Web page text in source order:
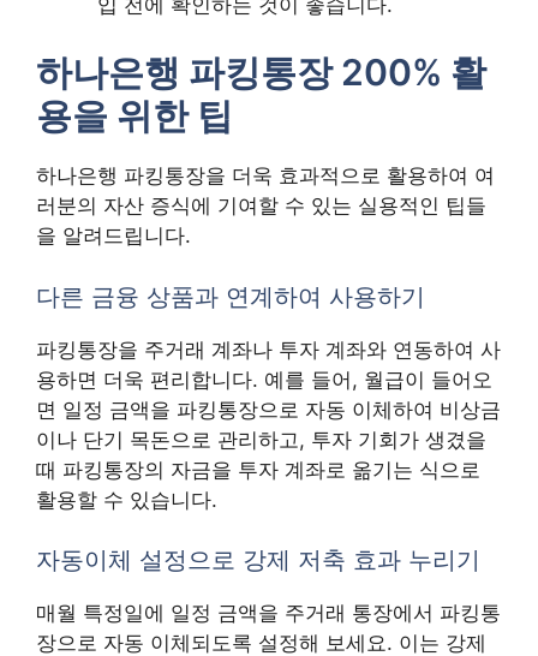
하나은행 파킹통장 200% 활
용을 위한 팁
하나은행 파킹통장을 더욱 효과적으로 활용하여 여
러분의 자산 증식에 기여할 수 있는 실용적인 팁들
을 알려드립니다.
다른 금융 상품과 연계하여 사용하기
파킹통장을 주거래 계좌나 투자 계좌와 연동하여 사
용하면 더욱 편리합니다. 예를 들어, 월급이 들어오
면 일정 금액을 파킹통장으로 자동 이체하여 비상금
이나 단기 목돈으로 관리하고, 투자 기회가 생겼을
때 파킹통장의 자금을 투자 계좌로 옮기는 식으로
활용할 수 있습니다.
자동이체 설정으로 강제 저축 효과 누리기
매월 특정일에 일정 금액을 주거래 통장에서 파킹통
장으로 자동 이체되도록 설정해 보세요. 이는 강제